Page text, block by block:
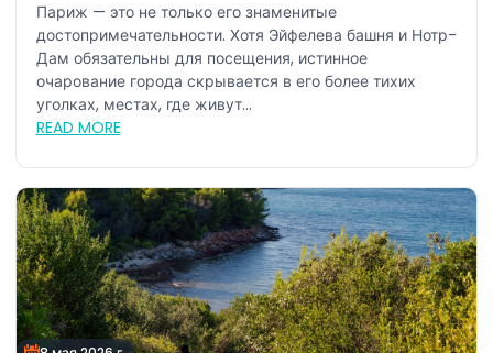
Париж — это не только его знаменитые
достопримечательности. Хотя Эйфелева башня и Нотр-
Дам обязательны для посещения, истинное
очарование города скрывается в его более тихих
уголках, местах, где живут...
READ MORE